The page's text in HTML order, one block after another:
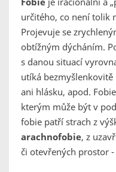
určitého, co není tolik
Projevuje se
obtížným dýcháním.
s danou situací
utíká
ani hlásku, apod.
kterým může být v
fobie patří strach z
arachnofobie, z
či otevřených prostor -